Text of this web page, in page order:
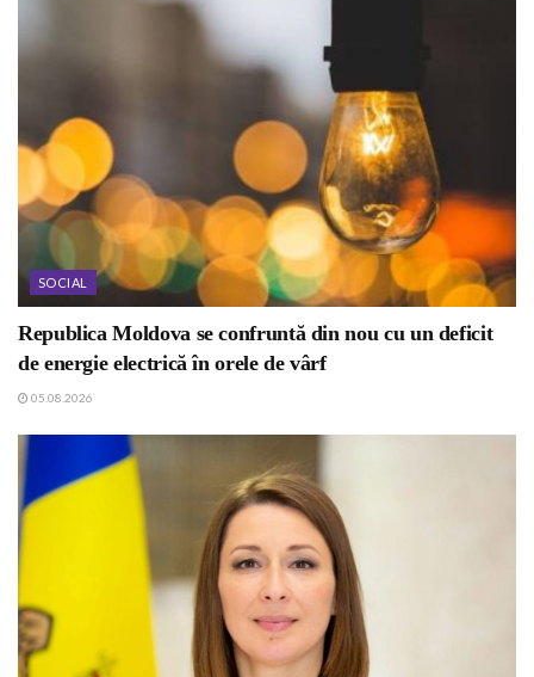
SOCIAL
Republica Moldova se confruntă din nou cu un deficit
de energie electrică în orele de vârf
05.08.2026